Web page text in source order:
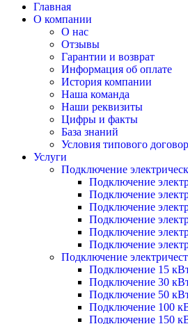
Главная
О компании
О нас
Отзывы
Гарантии и возврат
Информация об оплате
История компании
Наша команда
Наши реквизиты
Цифры и факты
База знаний
Условия типового
Услуги
Подключение
Подключение
Подключение
Подключение
Подключение
Подключение
Подключение
Подключение
Подключение 15
Подключение 30
Подключение 50
Подключение 100
Подключение 150